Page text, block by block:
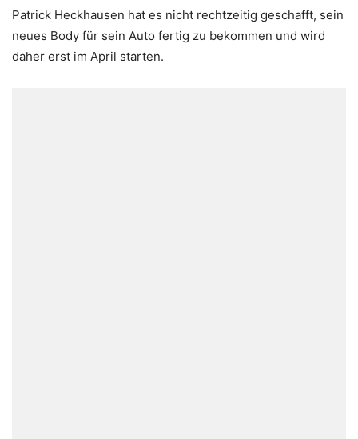
Patrick Heckhausen hat es nicht rechtzeitig geschafft, sein
neues Body für sein Auto fertig zu bekommen und wird
daher erst im April starten.